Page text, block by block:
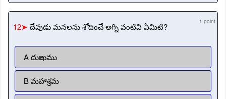
12➤ దేవుడు మనలను శోదించే అగ్ని వంటివి ఏమిటి? 1 point
A దుఃఖము
B మహాశ్రమ